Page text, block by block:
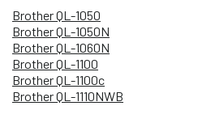
Brother QL-1050
Brother QL-1050N
Brother QL-1060N
Brother QL-1100
Brother QL-1100c
Brother QL-1110NWB